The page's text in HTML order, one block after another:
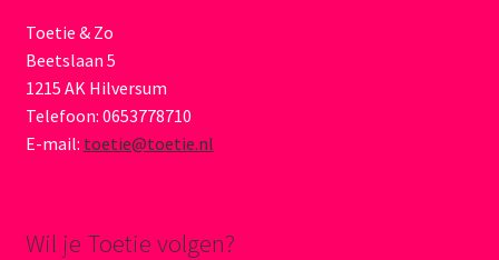
Toetie & Zo
Beetslaan 5
1215 AK Hilversum
Telefoon: 0653778710
E-mail: toetie@toetie.nl
Wil je Toetie volgen?